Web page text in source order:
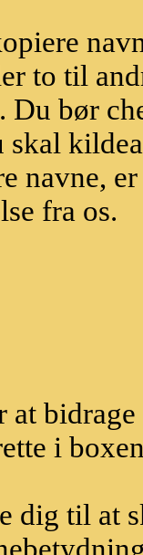
to til
Du bør
skal
navne,
fra os.
at
i
dig til at